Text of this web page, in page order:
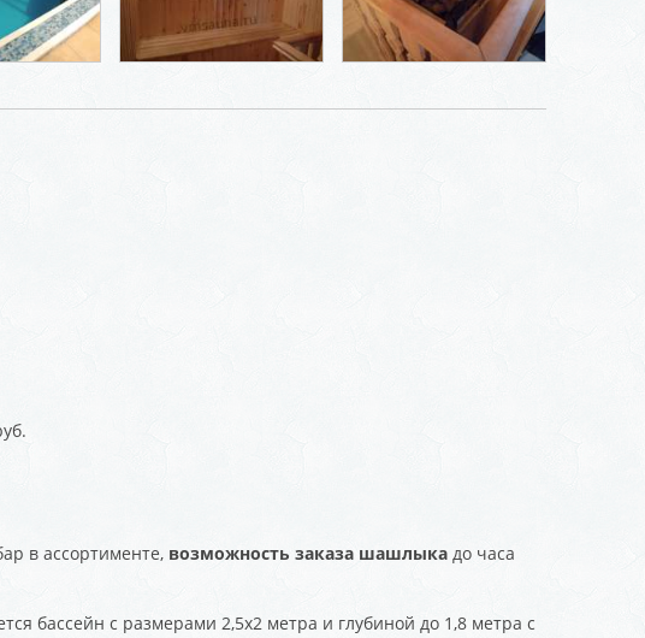
в ассортименте, возможность заказа шашлыка до часа
бассейн с размерами 2,5х2 метра и глубиной до 1,8 метра с